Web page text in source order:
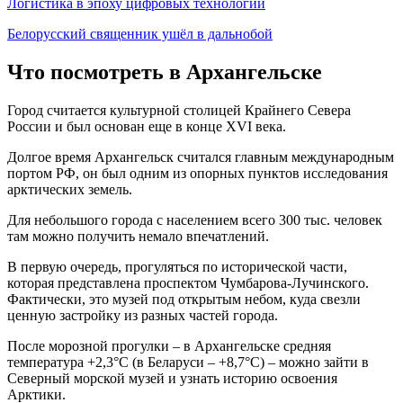
Белорусский священник ушёл в дальнобой
Что посмотреть в Архангельске
Город считается культурной столицей Крайнего Севера
России и был основан еще в конце XVI века.
Долгое время Архангельск считался главным международным
портом РФ, он был одним из опорных пунктов исследования
арктических земель.
Для небольшого города с населением всего 300 тыс. человек
там можно получить немало впечатлений.
В первую очередь, прогуляться по исторической части,
которая представлена проспектом Чумбарова-Лучинского.
Фактически, это музей под открытым небом, куда свезли
ценную застройку из разных частей города.
После морозной прогулки – в Архангельске средняя
температура +2,3°C (в Беларуси – +8,7°C) – можно зайти в
Северный морской музей и узнать историю освоения
Арктики.